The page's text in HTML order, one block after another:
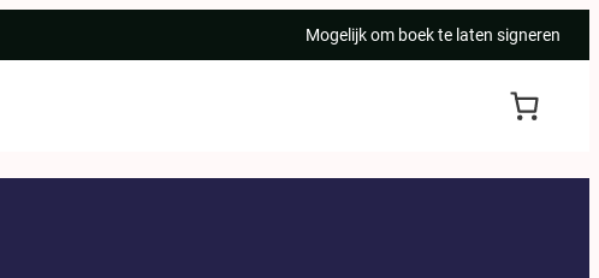
Mogelijk om boek te laten signeren